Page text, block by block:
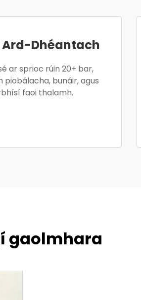
Dhéantach
ar sprioc rúin 20+ bar,
piobálacha, bunáir, agus
faoi thalamh.
gaolmhara